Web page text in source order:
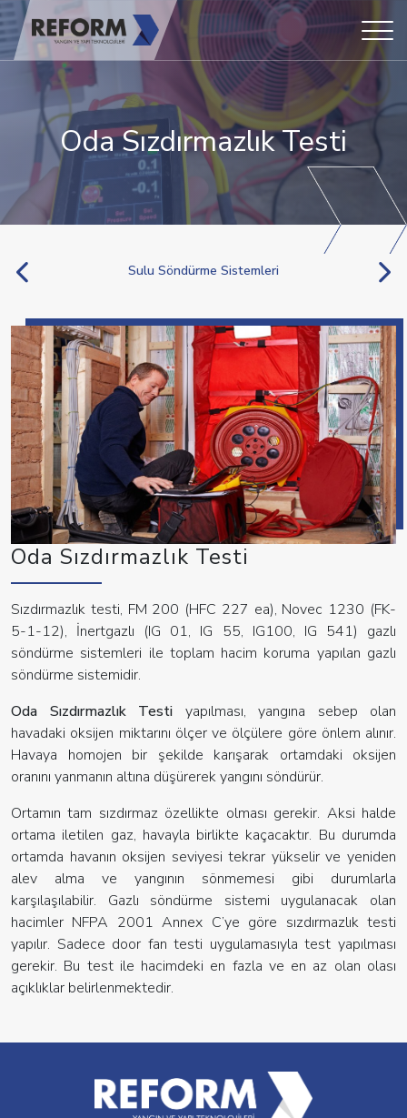
Oda Sızdırmazlık Testi
Sulu Söndürme Sistemleri
Oda Sızdırmazlık Testi
Sızdırmazlık testi, FM 200 (HFC 227 ea), Novec 1230 (FK-
5-1-12), İnertgazlı (IG 01, IG 55, IG100, IG 541) gazlı
söndürme sistemleri ile toplam hacim koruma yapılan gazlı
söndürme sistemidir.
Oda Sızdırmazlık Testi yapılması, yangına sebep olan
havadaki oksijen miktarını ölçer ve ölçülere göre önlem alınır.
Havaya homojen bir şekilde karışarak ortamdaki oksijen
oranını yanmanın altına düşürerek yangını söndürür.
Ortamın tam sızdırmaz özellikte olması gerekir. Aksi halde
ortama iletilen gaz, havayla birlikte kaçacaktır. Bu durumda
ortamda havanın oksijen seviyesi tekrar yükselir ve yeniden
alev alma ve yangının sönmemesi gibi durumlarla
karşılaşılabilir. Gazlı söndürme sistemi uygulanacak olan
hacimler NFPA 2001 Annex C’ye göre sızdırmazlık testi
yapılır. Sadece door fan testi uygulamasıyla test yapılması
gerekir. Bu test ile hacimdeki en fazla ve en az olan olası
açıklıklar belirlenmektedir.